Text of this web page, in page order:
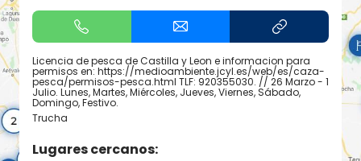
Licencia de pesca de Castilla y Leon e informacion para
permisos en: https://medioambiente.jcyl.es/web/es/caza-
pesca/permisos-pesca.html TLF: 920355030. // 26 Marzo - 1
Julio. Lunes, Martes, Miércoles, Jueves, Viernes, Sábado,
Domingo, Festivo.
Trucha
Lugares cercanos: